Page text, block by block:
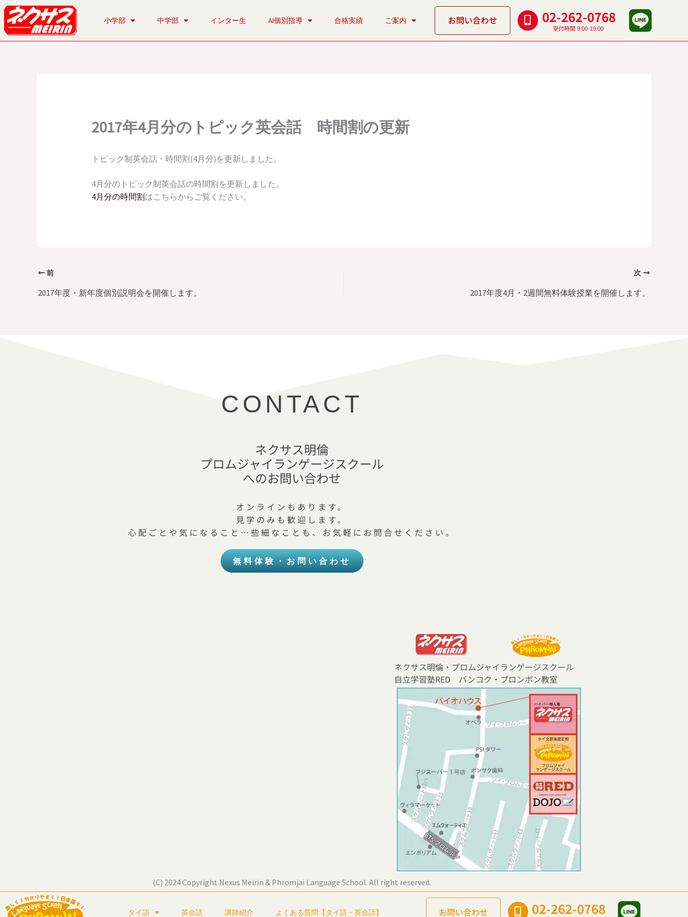
内
容
を
ス
小学部 中学部 インター生 AI個別指導 合格実績 ご案内 お問い合わせ 02-262-0768
受付時間 9:00-19:00
2017年4月分のトピック英会話 時間割の更新
トピック制英会話・時間割(4月分)を更新しました。
4月分のトピック制英会話の時間割を更新しました。
4月分の時間割はこちらからご覧ください。
前
2017年度・新年度個別説明会を開催します。
次
2017年度4月・2週間無料体験授業を開催します。
CONTACT
ネクサス明倫
プロムジャイランゲージスクール
へのお問い合わせ
オンラインもあります。
見学のみも歓迎します。
心配ごとや気になること…些細なことも、お気軽にお問合せください。
無料体験・お問い合わせ
ネクサス明倫・プロムジャイランゲージスクール
自立学習塾RED バンコク・プロンポン教室
(C) 2024 Copyright Nexus Meirin & Phromjai Language School. All right reserved.
タイ語 英会話 講師紹介 よくある質問【タイ語・英会話】 お問い合わせ 02-262-0768